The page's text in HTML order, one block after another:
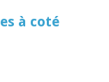
à coté